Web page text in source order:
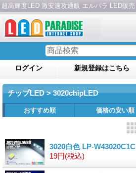
超高輝度LED 激安速攻通販 エルパラ LED販売
ログイン 新規登録はこちら
チップLED > 3020chipLED
おすすめ順 価格の安い順
3020白色 LP-W43020C1C
19円(税込)